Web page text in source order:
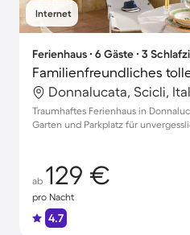
Internet
Ferienhaus ∙ 6 Gäste ∙ 3
Donnalucata, Scicli,
Traumhaftes Ferienhaus in
Garten und Parkplatz für
ab 129 €
pro Nacht
4.7